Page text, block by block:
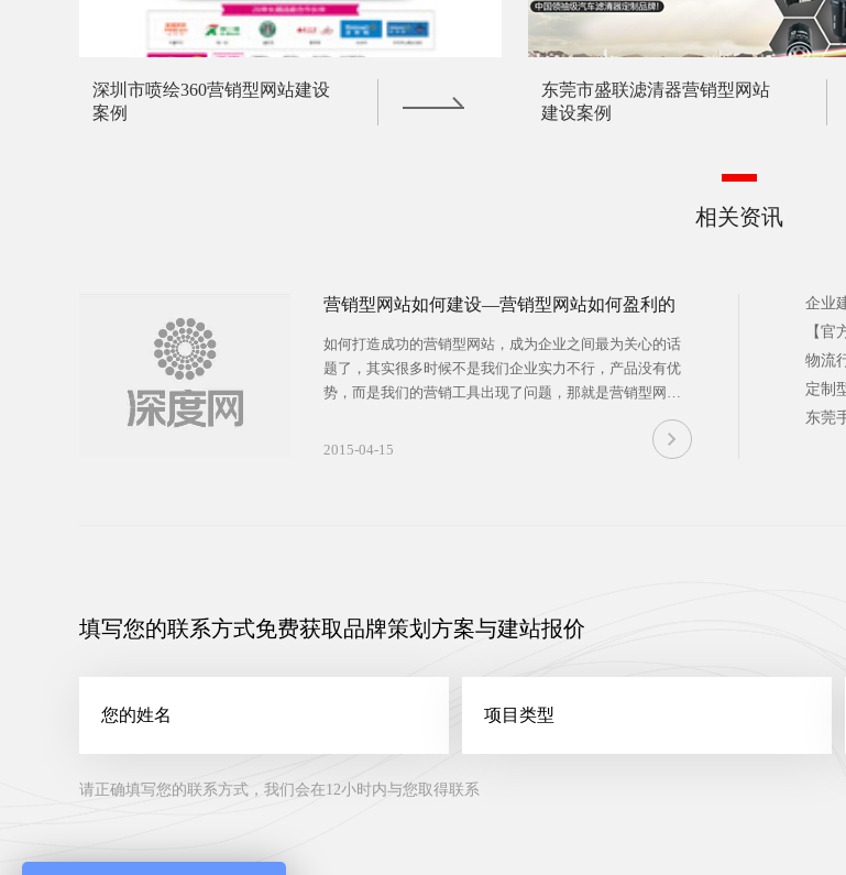
深圳市喷绘360营销型网站建设
案例
东莞市盛联滤清器营销型网站
建设案例
相关资讯
营销型网站如何建设—营销型网站如何盈利的
如何打造成功的营销型网站，成为企业之间最为关心的话
题了，其实很多时候不是我们企业实力不行，产品没有优
势，而是我们的营销工具出现了问题，那就是营销型网站
建设的不够专业，没有营销力，也不符合客户体验度，更
不符合搜索引擎优化规则，那么营销型网站如何建设—营
2015-04-15
企业
【
物流
定制
东莞
填写您的联系方式免费获取品牌策划方案与建站报价
请正确填写您的联系方式，我们会在12小时内与您取得联系